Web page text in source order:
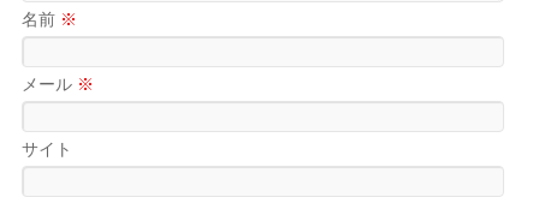
名前 ※
メール ※
サイト